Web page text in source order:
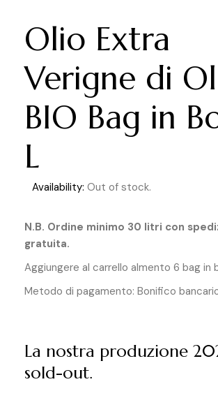
Olio Extra
Verigne di
BIO Bag in
L
Availability: Out of stock.
N.B. Ordine minimo 30 litri con
gratuita.
Aggiungere al carrello almento 6 bag in
Metodo di pagamento: Bonifico
La nostra produzione
sold-out.